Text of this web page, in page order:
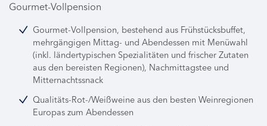
Gourmet-Vollpension
Gourmet-Vollpension, bestehend aus Frühstücksbuffet,
mehrgängigen Mittag- und Abendessen mit Menüwahl
(inkl. ländertypischen Spezialitäten und frischer Zutaten
aus den bereisten Regionen), Nachmittagstee und
Mitternachtssnack
Qualitäts-Rot-/Weißweine aus den besten Weinregionen
Europas zum Abendessen